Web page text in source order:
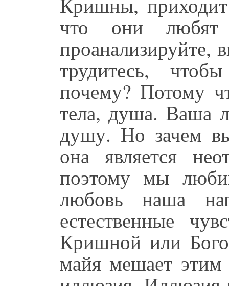
что они
проанализируйте,
трудитесь,
почему? Потому
тела, душа. Ваша
душу. Но зачем
она является
поэтому мы
любовь наша
естественные
Кришной или
майя мешает этим